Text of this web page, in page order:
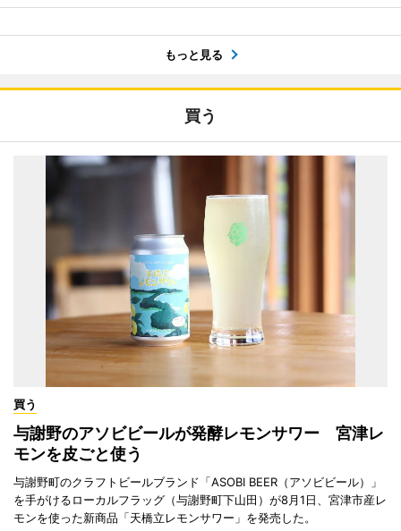
もっと見る
買う
買う
与謝野のアソビビールが発酵レモンサワー 宮津レ
モンを皮ごと使う
与謝野町のクラフトビールブランド「ASOBI BEER（アソビビール）」
を手がけるローカルフラッグ（与謝野町下山田）が8月1日、宮津市産レ
モンを使った新商品「天橋立レモンサワー」を発売した。